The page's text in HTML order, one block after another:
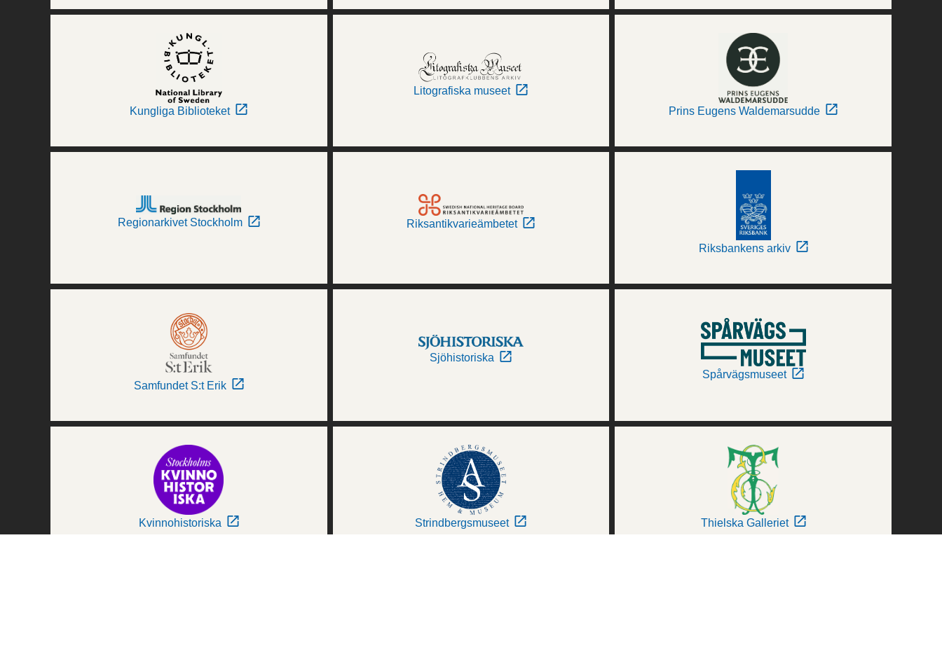
Kungliga Biblioteket
Litografiska museet
Prins Eugens Waldemarsudde
Regionarkivet Stockholm Riksantikvarieämbetet
Riksbankens arkiv
Samfundet S:t Erik
Sjöhistoriska
Spårvägsmuseet
Kvinnohistoriska Strindbergsmuseet Thielska Galleriet